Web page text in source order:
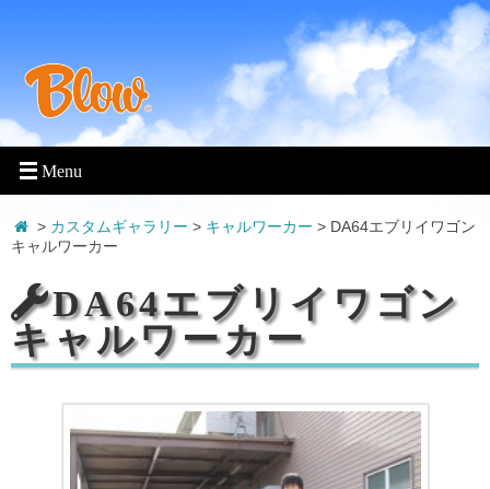
> カスタムギャラリー > キャルワーカー > DA64エブリイワゴン
キャルワーカー
DA64エブリイワゴン
キャルワーカー